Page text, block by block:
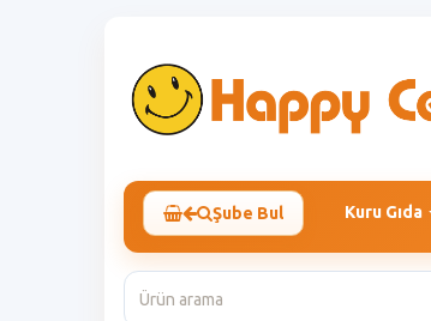
Şube Bul Kuru Gıda